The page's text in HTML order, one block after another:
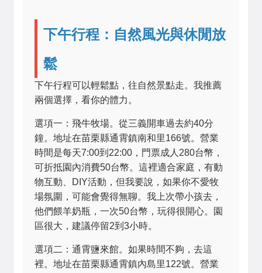
下午行程：自然風光與休閒放
鬆
下午行程可以輕鬆點，往自然景點走。我推薦
兩個選擇，看你的體力。
選項一：飛牛牧場。從三義開車過去約40分
鐘。地址在苗栗縣通霄鎮南和里166號。營業
時間是每天7:00到22:00，門票成人280台幣，
可折抵園內消費50台幣。這裡適合家庭，有動
物互動、DIY活動，但我要說，如果你不愛牧
場氛圍，可能會覺得無聊。我上次帶小孩去，
他們餵羊奶瓶，一次50台幣，玩得很開心。園
區很大，建議停留2到3小時。
選項二：通霄鹽來館。如果時間不夠，去這
裡。地址在苗栗縣通霄鎮內島里122號。營業